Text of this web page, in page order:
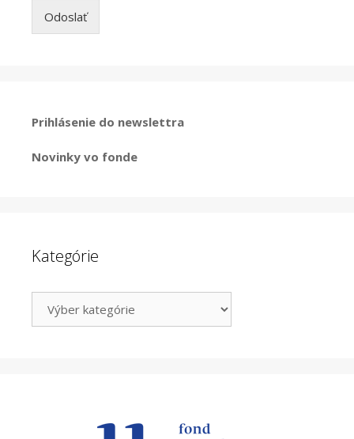
Odoslať
Prihlásenie do newslettra
Novinky vo fonde
Kategórie